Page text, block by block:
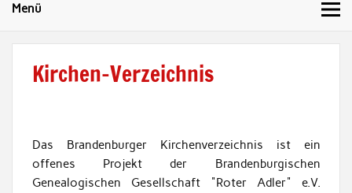
Menü
Kirchen-Verzeichnis
Das Brandenburger Kirchenverzeichnis ist ein
offenes Projekt der Brandenburgischen
Genealogischen Gesellschaft "Roter Adler" e.V.